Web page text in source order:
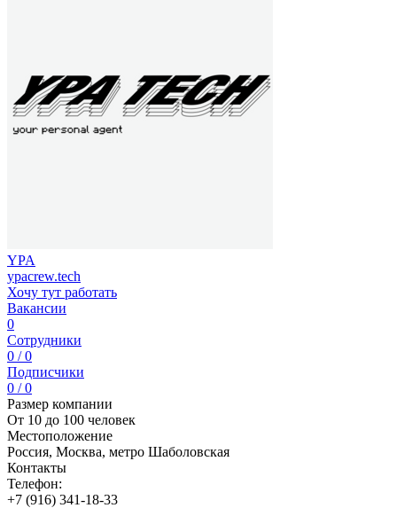
YPA
ypacrew.tech
Хочу тут работать
Вакансии
0
Сотрудники
0 / 0
Подписчики
0 / 0
Размер компании
От 10 до 100 человек
Местоположение
Россия, Москва, метро Шаболовская
Контакты
Телефон:
+7 (916) 341-18-33